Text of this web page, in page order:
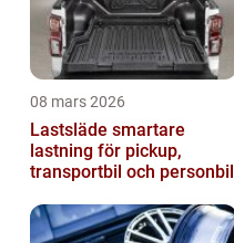
08 mars 2026
Lastsläde smartare
lastning för pickup,
transportbil och personbil